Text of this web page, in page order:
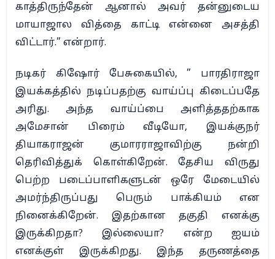
காத்திருந்தேன் ஆனால் அவர் தன்னுடைய
மாயாஜால வித்தை காட்டி என்னை அசத்தி
விட்டார்.” என்றார்.
நடிகர் கிஷோர் பேசுகையில், ” பாரதிராஜா
இயக்கத்தில் நடிப்பதற்கு வாய்ப்பு கிடைப்பதே
அரிது. அந்த வாய்ப்பை அளித்ததற்காக
அமேசான் பிரைம் வீடியோ, இயக்குநர்
தியாகராஜன் குமாரராஜாவிற்கு நன்றி
தெரிவித்துக் கொள்கிறேன். தேசிய விருது
பெற்ற படைப்பாளிகளுடன் ஒரே மேடையில்
அமர்ந்திருப்பது பெரும் பாக்கியம் என
நினைக்கிறேன். இதற்கான தகுதி எனக்கு
இருக்கிறதா? இல்லையா? என்ற ஐயம்
எனக்குள் இருக்கிறது. இந்த தருணத்தை